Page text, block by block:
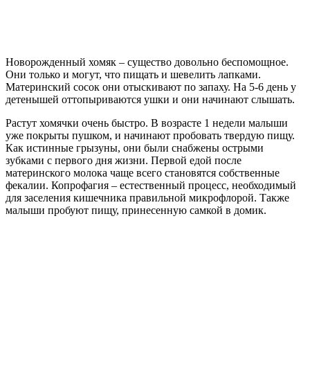
Новорожденный хомяк – существо довольно беспомощное.
Они только и могут, что пищать и шевелить лапками.
Материнский сосок они отыскивают по запаху. На 5-6 день у
детенышей оттопыриваются ушки и они начинают слышать.
Растут хомячки очень быстро. В возрасте 1 недели малыши
уже покрыты пушком, и начинают пробовать твердую пищу.
Как истинные грызуны, они были снабжены острыми
зубками с первого дня жизни. Первой едой после
материнского молока чаще всего становятся собственные
фекалии. Копрофагия – естественный процесс, необходимый
для заселения кишечника правильной микрофлорой. Также
малыши пробуют пищу, принесенную самкой в домик.